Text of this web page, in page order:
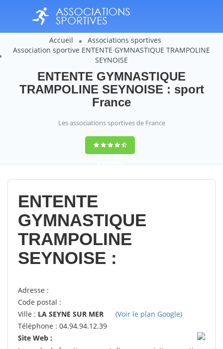
Accueil
Associations sportives
Association sportive ENTENTE GYMNASTIQUE TRAMPOLINE
SEYNOISE
ENTENTE GYMNASTIQUE
TRAMPOLINE SEYNOISE : sport
France
Les associations sportives de France
9,4(100%)
14358votes
ENTENTE
GYMNASTIQUE
TRAMPOLINE
SEYNOISE :
Adresse :
Code postal :
Ville : LA SEYNE SUR MER
(Voir le plan Google)
Téléphone : 04.94.94.12.39
Site Web :